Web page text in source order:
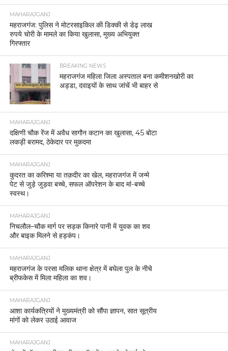
MAHARAJGANJ
महराजगंज: पुलिस ने मोटरसाइकिल की डिक्की से डेढ़ लाख
रुपये चोरी के मामले का किया खुलासा, मुख्य अभियुक्त
गिरफ्तार
BREAKING NEWS
महराजगंज महिला जिला अस्पताल बना कमीशनखोरी का
अड्डा, दवाइयों के साथ जांचें भी बाहर से
MAHARAJGANJ
दक्षिणी चौक रेंज में अवैध सागौन कटान का खुलासा, 45 बोटा
लकड़ी बरामद, ठेकेदार पर मुकदमा
MAHARAJGANJ
कुदरत का करिश्मा या तक़दीर का खेल, महराजगंज में जन्मे
पेट से जुड़े जुड़वा बच्चे, सफल ऑपरेशन के बाद मां-बच्चे
स्वस्थ।
MAHARAJGANJ
निचलौल–चौक मार्ग पर सड़क किनारे पानी में युवक का शव
और बाइक मिलने से हड़कंप।
MAHARAJGANJ
महराजगंज के परसा मलिक थाना क्षेत्र में बघेला पुल के नीचे
ब्रीफकेस में मिला महिला का शव।
MAHARAJGANJ
आशा कार्यकत्रियों ने मुख्यमंत्री को सौंपा ज्ञापन, सात सूत्रीय
मांगों को लेकर उठाई आवाज
MAHARAJGANJ